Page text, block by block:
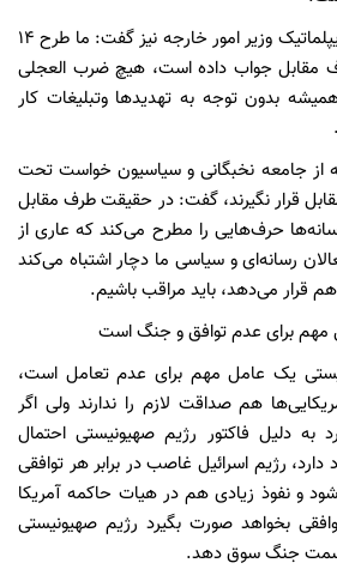
وی همچنین به سفرهای دیپلماتیک وزیر امور خارجه نیز گفت: ما طرح ۱۴
مقابل جواب داده است، هیچ ضرب العجلی
بدون توجه به تهدیدها وتبلیغات کار
از جامعه نخبگانی و سیاسیون خواست تحت
قرار نگیرند، گفت: در حقیقت طرف مقابل
حرف‌هایی را مطرح می‌کند که عاری از
رسانه‌ای و سیاسی ما دچار اشتباه می‌کند
قرار می‌دهد، باید مراقب باشیم.
مهم برای عدم توافق و جنگ است
یک عامل مهم برای عدم تعامل است،
هم صداقت لازم را ندارند ولی اگر
به دلیل فاکتور رژیم صهیونیستی احتمال
رژیم اسرائیل غاصب در برابر هر توافقی
و نفوذ زیادی هم در هیات حاکمه آمریکا
بخواهد صورت بگیرد رژیم صهیونیستی
سمت جنگ سوق دهد.